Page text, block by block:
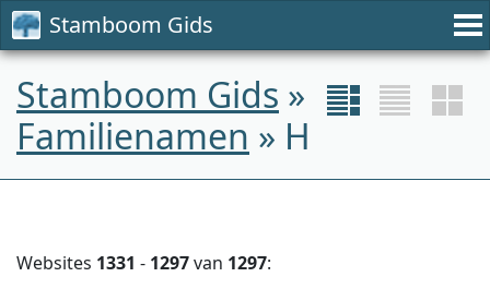
Stamboom Gids
Stamboom Gids »
Familienamen » H
Websites 1331 - 1297van 1297: